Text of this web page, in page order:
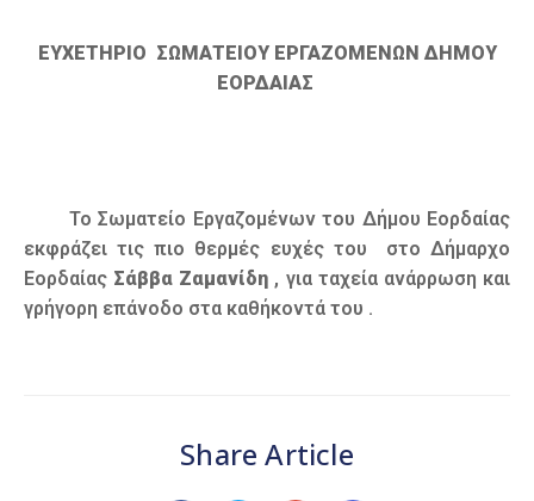
ΕΥΧΕΤΗΡΙΟ ΣΩΜΑΤΕΙΟΥ ΕΡΓΑΖΟΜΕΝΩΝ ΔΗΜΟΥ
ΕΟΡΔΑΙΑΣ
Το Σωματείο Εργαζομένων του Δήμου Εορδαίας
εκφράζει τις πιο θερμές ευχές του στο Δήμαρχο
Εορδαίας Σάββα Ζαμανίδη , για ταχεία ανάρρωση και
γρήγορη επάνοδο στα καθήκοντά του .
Share Article